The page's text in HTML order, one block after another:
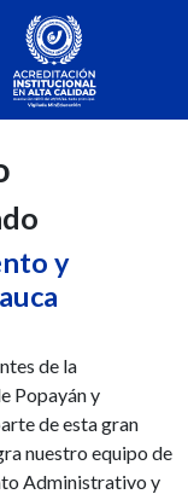
y
de la
Popayán y
de esta gran
nuestro equipo de
Administrativo y